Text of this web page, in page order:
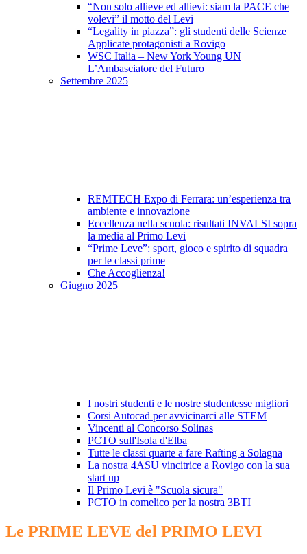
“Non solo allieve ed allievi: siam la PACE che
volevi” il motto del Levi
“Legality in piazza”: gli studenti delle Scienze
Applicate protagonisti a Rovigo
WSC Italia – New York Young UN
L’Ambasciatore del Futuro
Settembre 2025
REMTECH Expo di Ferrara: un’esperienza tra
ambiente e innovazione
Eccellenza nella scuola: risultati INVALSI sopra
la media al Primo Levi
“Prime Leve”: sport, gioco e spirito di squadra
per le classi prime
Che Accoglienza!
Giugno 2025
I nostri studenti e le nostre studentesse migliori
Corsi Autocad per avvicinarci alle STEM
Vincenti al Concorso Solinas
PCTO sull'Isola d'Elba
Tutte le classi quarte a fare Rafting a Solagna
La nostra 4ASU vincitrice a Rovigo con la sua
start up
Il Primo Levi è "Scuola sicura"
PCTO in comelico per la nostra 3BTI
Le PRIME LEVE del PRIMO LEVI